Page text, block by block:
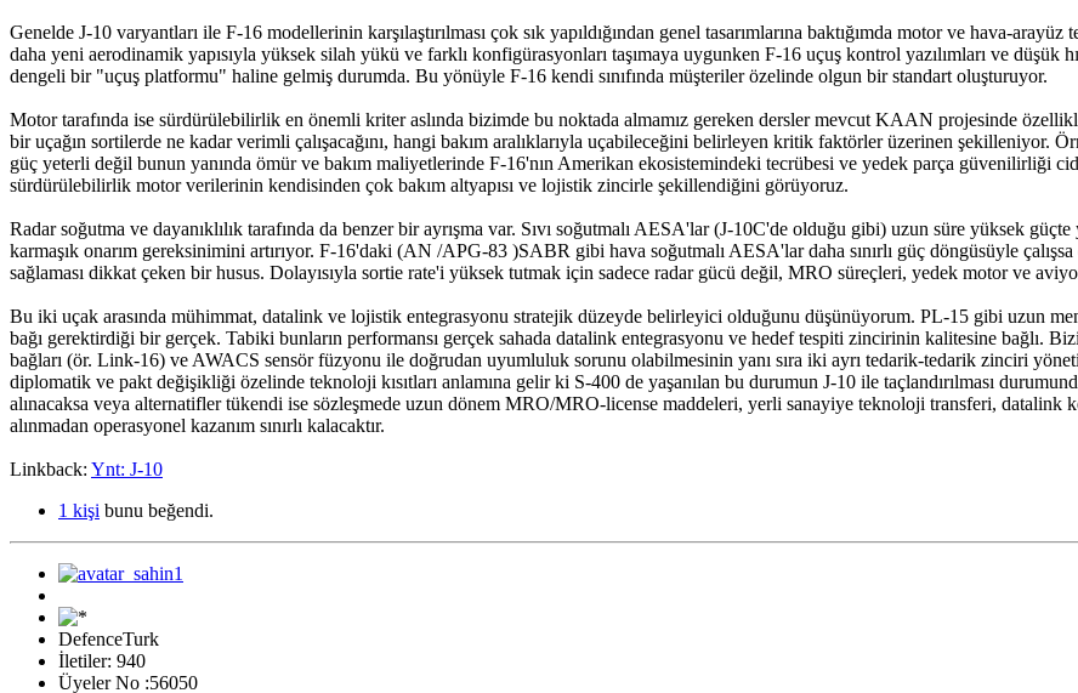
Genelde J-10 varyantları ile F-16 modellerinin karşılaştırılması çok sık yapıldığından genel tasarımlarına baktığımda motor ve hava-
daha yeni aerodinamik yapısıyla yüksek silah yükü ve farklı konfigürasyonları taşımaya uygunken F-16 uçuş kontrol yazılımları ve düşük
dengeli bir "uçuş platformu" haline gelmiş durumda. Bu yönüyle F-16 kendi sınıfında müşteriler özelinde olgun bir standart oluşturuyor.
Motor tarafında ise sürdürülebilirlik en önemli kriter aslında bizimde bu noktada almamız gereken dersler mevcut KAAN projesinde
bir uçağın sortilerde ne kadar verimli çalışacağını, hangi bakım aralıklarıyla uçabileceğini belirleyen kritik faktörler üzerinen şekilleniyor.
güç yeterli değil bunun yanında ömür ve bakım maliyetlerinde F-16'nın Amerikan ekosistemindeki tecrübesi ve yedek parça güvenilirliği
sürdürülebilirlik motor verilerinin kendisinden çok bakım altyapısı ve lojistik zincirle şekillendiğini görüyoruz.
Radar soğutma ve dayanıklılık tarafında da benzer bir ayrışma var. Sıvı soğutmalı AESA'lar (J-10C'de olduğu gibi) uzun süre yüksek
karmaşık onarım gereksinimini artırıyor. F-16'daki (AN /APG-83 )SABR gibi hava soğutmalı AESA'lar daha sınırlı güç döngüsüyle
sağlaması dikkat çeken bir husus. Dolayısıyla sortie rate'i yüksek tutmak için sadece radar gücü değil, MRO süreçleri, yedek motor ve
Bu iki uçak arasında mühimmat, datalink ve lojistik entegrasyonu stratejik düzeyde belirleyici olduğunu düşünüyorum. PL-15 gibi uzun
bağı gerektirdiği bir gerçek. Tabiki bunların performansı gerçek sahada datalink entegrasyonu ve hedef tespiti zincirinin kalitesine bağlı.
bağları (ör. Link-16) ve AWACS sensör füzyonu ile doğrudan uyumluluk sorunu olabilmesinin yanı sıra iki ayrı tedarik-tedarik zinciri
diplomatik ve pakt değişikliği özelinde teknoloji kısıtları anlamına gelir ki S-400 de yaşanılan bu durumun J-10 ile taçlandırılması
alınacaksa veya alternatifler tükendi ise sözleşmede uzun dönem MRO/MRO-license maddeleri, yerli sanayiye teknoloji transferi, datalink
alınmadan operasyonel kazanım sınırlı kalacaktır.
Linkback: Ynt: J-10
1 kişi bunu beğendi.
DefenceTurk
İletiler: 940
Üyeler No :56050